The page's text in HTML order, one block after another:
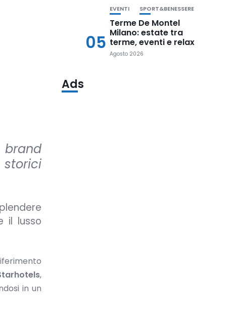
il lusso
,
in un
05
EVENTI SPORT&BENESSERE
Terme De Montel
Milano: estate tra
terme, eventi e relax
Agosto 2026
Ads